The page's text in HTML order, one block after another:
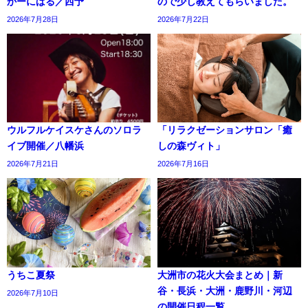
2026年7月28日 2026年7月22日
ウルフルケイスケさんのソロラ
イブ開催／八幡浜
2026年7月21日
「リラクゼーションサロン「癒
しの森ヴィト」
2026年7月16日
うちこ夏祭
2026年7月10日
大洲市の花火大会まとめ｜新
谷・長浜・大洲・鹿野川・河辺